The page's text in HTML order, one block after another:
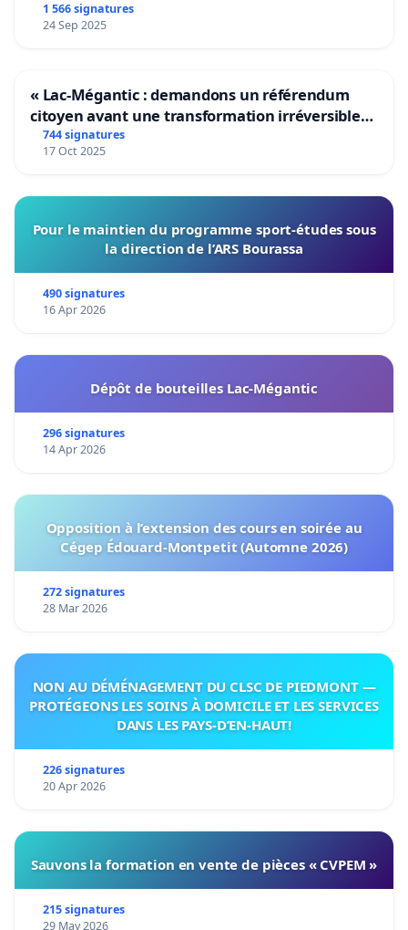
1 566 signatures
24 Sep 2025
« Lac-Mégantic : demandons un référendum
citoyen avant une transformation irréversible
de notre territoire »
744 signatures
17 Oct 2025
Pour le maintien du programme sport-études sous
la direction de l’ARS Bourassa
490 signatures
16 Apr 2026
Dépôt de bouteilles Lac-Mégantic
296 signatures
14 Apr 2026
Opposition à l’extension des cours en soirée au
Cégep Édouard-Montpetit (Automne 2026)
272 signatures
28 Mar 2026
NON AU DÉMÉNAGEMENT DU CLSC DE PIEDMONT —
PROTÉGEONS LES SOINS À DOMICILE ET LES SERVICES
DANS LES PAYS-D’EN-HAUT!
226 signatures
20 Apr 2026
Sauvons la formation en vente de pièces « CVPEM »
215 signatures
29 May 2026